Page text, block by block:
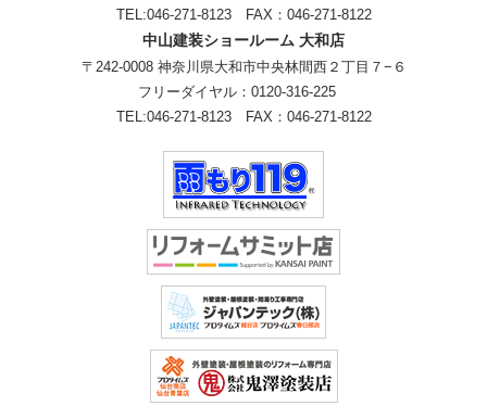
TEL:046-271-8123 FAX：046-271-8122
中山建装ショールーム 大和店
〒242-0008 神奈川県大和市中央林間西２丁目７−６
フリーダイヤル： 0120-316-225
TEL:046-271-8123 FAX：046-271-8122